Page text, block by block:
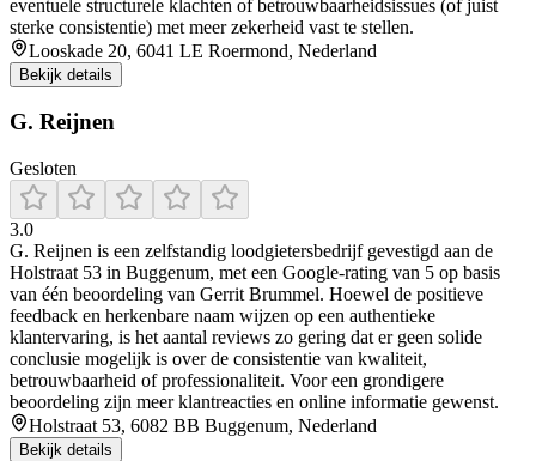
eventuele structurele klachten of betrouwbaarheidsissues (of juist
sterke consistentie) met meer zekerheid vast te stellen.
Looskade 20, 6041 LE Roermond, Nederland
Bekijk details
G. Reijnen
Gesloten
3.0
G. Reijnen is een zelfstandig loodgietersbedrijf gevestigd aan de
Holstraat 53 in Buggenum, met een Google‑rating van 5 op basis
van één beoordeling van Gerrit Brummel. Hoewel de positieve
feedback en herkenbare naam wijzen op een authentieke
klantervaring, is het aantal reviews zo gering dat er geen solide
conclusie mogelijk is over de consistentie van kwaliteit,
betrouwbaarheid of professionaliteit. Voor een grondigere
beoordeling zijn meer klantreacties en online informatie gewenst.
Holstraat 53, 6082 BB Buggenum, Nederland
Bekijk details